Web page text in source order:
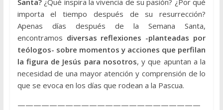
importa el tiempo después de su resurrección?
Apenas días después de la Semana Santa,
encontramos diversas reflexiones -planteadas por
teólogos- sobre momentos y acciones que perfilan
la figura de Jesús para nosotros, y que apuntan a la
necesidad de una mayor atención y comprensión de lo
que se evoca en los días que rodean a la Pascua.
———————————————————————